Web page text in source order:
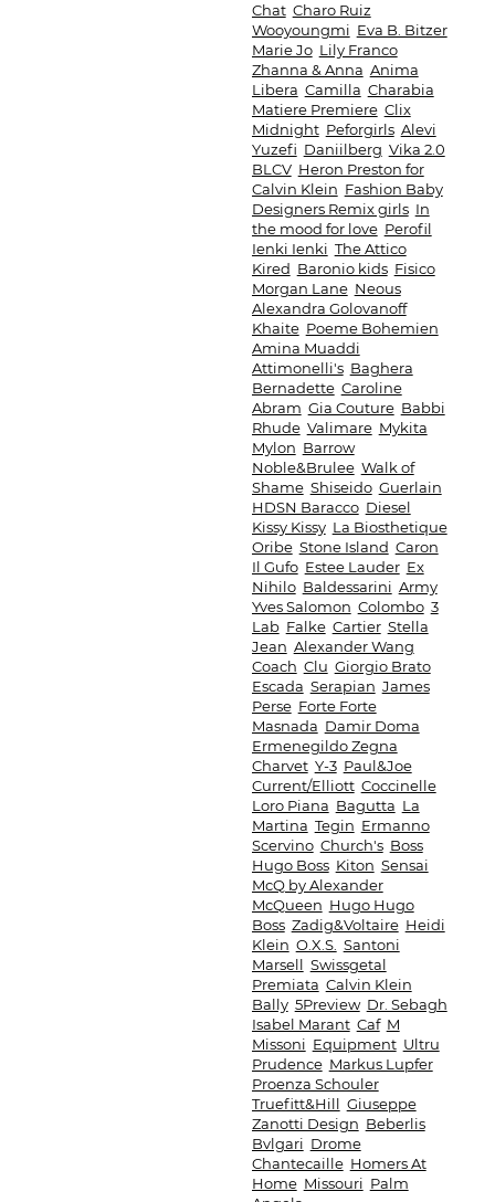
Chat Charo Ruiz
Wooyoungmi Eva B. Bitzer
Marie Jo Lily Franco
Zhanna & Anna Anima
Libera Camilla Charabia
Matiere Premiere Clix
Midnight Peforgirls Alevi
Yuzefi Daniilberg Vika 2.0
BLCV Heron Preston for
Calvin Klein Fashion Baby
Designers Remix girls In
the mood for love Perofil
Ienki Ienki The Attico
Kired Baronio kids Fisico
Morgan Lane Neous
Alexandra Golovanoff
Khaite Poeme Bohemien
Amina Muaddi
Attimonelli's Baghera
Bernadette Caroline
Abram Gia Couture Babbi
Rhude Valimare Mykita
Mylon Barrow
Noble&Brulee Walk of
Shame Shiseido Guerlain
HDSN Baracco Diesel
Kissy Kissy La Biosthetique
Oribe Stone Island Caron
Il Gufo Estee Lauder Ex
Nihilo Baldessarini Army
Yves Salomon Colombo 3
Lab Falke Cartier Stella
Jean Alexander Wang
Coach Clu Giorgio Brato
Escada Serapian James
Perse Forte Forte
Masnada Damir Doma
Ermenegildo Zegna
Charvet Y-3 Paul&Joe
Current/Elliott Coccinelle
Loro Piana Bagutta La
Martina Tegin Ermanno
Scervino Church's Boss
Hugo Boss Kiton Sensai
McQ by Alexander
McQueen Hugo Hugo
Boss Zadig&Voltaire Heidi
Klein O.X.S. Santoni
Marsell Swissgetal
Premiata Calvin Klein
Bally 5Preview Dr. Sebagh
Isabel Marant Caf M
Missoni Equipment Ultru
Prudence Markus Lupfer
Proenza Schouler
Truefitt&Hill Giuseppe
Zanotti Design Beberlis
Bvlgari Drome
Chantecaille Homers At
Home Missouri Palm